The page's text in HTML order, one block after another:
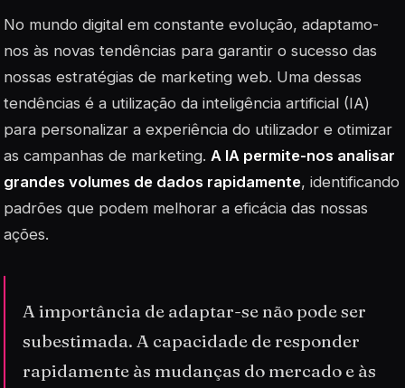
No mundo digital em constante evolução, adaptamo-
nos às novas tendências para garantir o sucesso das
nossas estratégias de marketing web. Uma dessas
tendências é a utilização da inteligência artificial (IA)
para personalizar a experiência do utilizador e otimizar
as campanhas de marketing. A IA permite-nos analisar
grandes volumes de dados rapidamente, identificando
padrões que podem melhorar a eficácia das nossas
ações.
A importância de adaptar-se não pode ser
subestimada. A capacidade de responder
rapidamente às mudanças do mercado e às